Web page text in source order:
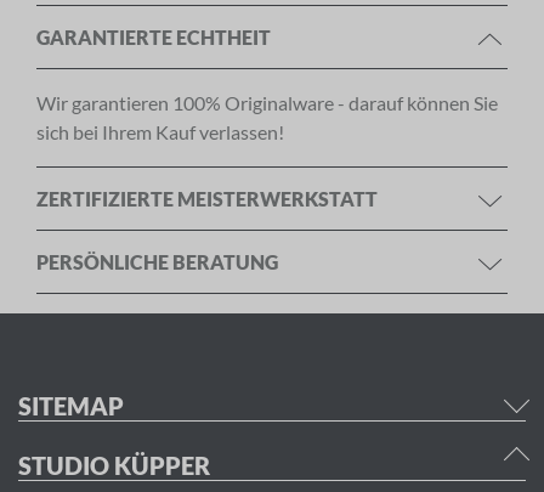
GARANTIERTE ECHTHEIT
Wir garantieren 100% Originalware - darauf können Sie
sich bei Ihrem Kauf verlassen!
ZERTIFIZIERTE MEISTERWERKSTATT
PERSÖNLICHE BERATUNG
SITEMAP
STUDIO KÜPPER